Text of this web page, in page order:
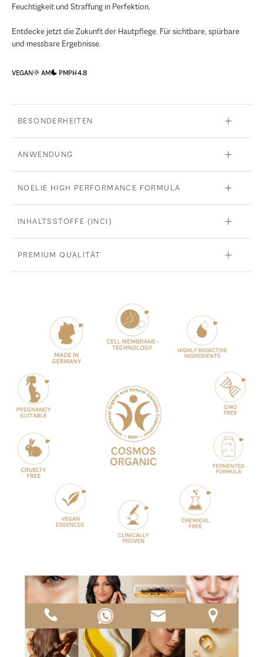
Feuchtigkeit und Straffung in Perfektion.
Entdecke jetzt die Zukunft der Hautpflege. Für sichtbare, spürbare
und messbare Ergebnisse.
VEGAN AM PMPH 4.8
BESONDERHEITEN
ANWENDUNG
NOELIE HIGH PERFORMANCE FORMULA
INHALTSSTOFFE (INCI)
PREMIUM QUALITÄT